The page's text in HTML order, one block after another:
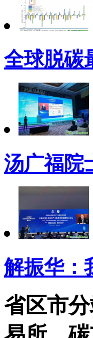
全球脱
汤广福院
解振华：
省区市